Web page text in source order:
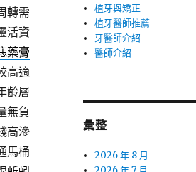
轉需
活資
藥膏
高適
齡層
無負
高滲
馬桶
植牙與矯正
植牙醫師推薦
牙醫師介紹
醫師介紹
彙整
2026 年 8 月